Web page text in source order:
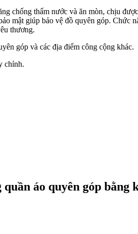
chống thấm nước và ăn mòn, chịu
mật giúp bảo vệ đồ quyên góp. Chức
thương.
góp và các địa điểm công cộng khác.
chỉnh.
áo quyên góp bằng